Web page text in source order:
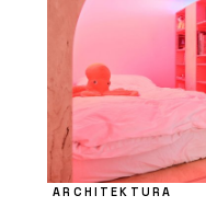
ARCHITEKTURA